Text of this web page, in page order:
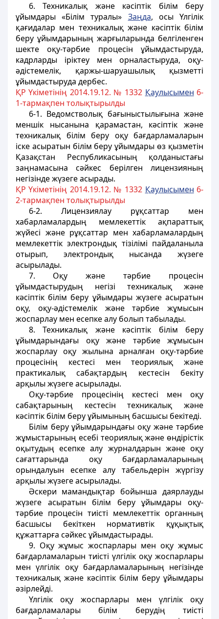
6. Техникалық және кәсіптік білім беру
ұйымдары «Білім туралы» Заңда, осы Үлгілік
қағидалар мен техникалық және кәсіптік білім
беру ұйымдарының жарғыларында белгіленген
шекте оқу-тәрбие процесін ұйымдастыруда,
кадрларды іріктеу мен орналастыруда, оқу-
әдістемелік, қаржы-шаруашылық қызметті
ұйымдастыруда дербес.
ҚР Үкіметінің 2014.19.12. № 1332 Қаулысымен 6-
1-тармақпен толықтырылды
6-1. Ведомстволық бағыныстылығына және
меншік нысанына қарамастан, кәсіптік және
техникалық білім беру оқу бағдарламаларын
іске асыратын білім беру ұйымдары өз қызметін
Қазақстан Республикасының қолданыстағы
заңнамасына сәйкес берілген лицензияның
негізінде жүзеге асырады.
ҚР Үкіметінің 2014.19.12. № 1332 Қаулысымен 6-
2-тармақпен толықтырылды
6-2. Лицензиялау рұқсаттар мен
хабарламалардың мемлекеттік ақпараттық
жүйесі және рұқсаттар мен хабарламалардың
мемлекеттік электрондық тізілімі пайдаланыла
отырып, электрондық нысанда жүзеге
асырылады.
7. Оқу және тәрбие процесін
ұйымдастырудың негізі техникалық және
кәсіптік білім беру ұйымдары жүзеге асыратын
оқу, оқу-әдістемелік және тәрбие жұмысын
жоспарлау мен есепке алу болып табылады.
8. Техникалық және кәсіптік білім беру
ұйымдарындағы оқу және тәрбие жұмысын
жоспарлау оқу жылына арналған оқу-тәрбие
процесінің кестесі мен теориялық және
практикалық сабақтардың кестесін бекіту
арқылы жүзеге асырылады.
Оқу-тәрбие процесінің кестесі мен оқу
сабақтарының кестесін техникалық және
кәсіптік білім беру ұйымының басшысы бекітеді.
Білім беру ұйымдарындағы оқу және тәрбие
жұмыстарының есебі теориялық және өндірістік
оқытудың есепке алу журналдарын және оқу
сағаттарында оқу бағдарламаларының
орындалуын есепке алу табельдерін жүргізу
арқылы жүзеге асырылады.
Әскери мамандықтар бойынша даярлауды
жүзеге асыратын білім беру ұйымдары оқу-
тәрбие процесін тиісті мемлекеттік органның
басшысы бекіткен нормативтік құқықтық
құжаттарға сәйкес ұйымдастырады.
9. Оқу жұмыс жоспарлары мен оқу жұмыс
бағдарламаларын тиісті үлгілік оқу жоспарлары
мен үлгілік оқу бағдарламаларының негізінде
техникалық және кәсіптік білім беру ұйымдары
әзірлейді.
Үлгілік оқу жоспарлары мен үлгілік оқу
бағдарламалары білім берудің тиісті